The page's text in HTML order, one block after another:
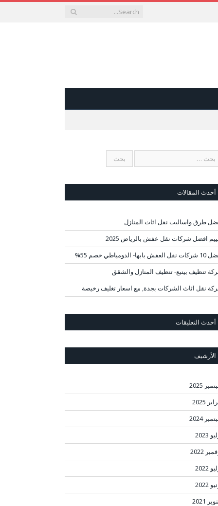
أحدث المقالات
طرق واساليب نقل اثاث المنازل
افضل شركات نقل عفش بالرياض 2025
بابها- الدومياطي خصم 55%
تنظيف بينبع- تنظيف المنازل والشقق
نقل اثاث الشركات بجدة, مع اسعار تغليف رخيصة
أحدث التعليقات
الأرشيف
2025
2025
2024
2023
2022
2022
2022
2021